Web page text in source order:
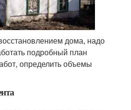
дома, надо
подробный план
определить объемы